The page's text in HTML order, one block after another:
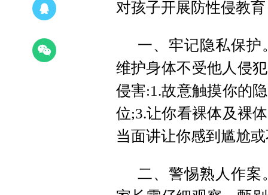
对孩子开展防性侵教
一、牢记隐私保
维护身体不受他人侵
侵害:1.故意触摸你的
位;3.让你看裸体及裸
当面讲让你感到尴尬
二、警惕熟人作案